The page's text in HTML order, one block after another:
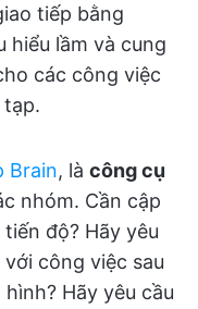
tiếp bằng
hiểu lầm và cung
các công việc
Brain, là công cụ
nhóm. Cần cập
độ? Hãy yêu
công việc sau
Hãy yêu cầu